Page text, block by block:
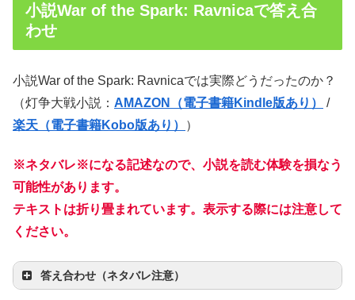
小説War of the Spark: Ravnicaで答え合
わせ
小説War of the Spark: Ravnicaでは実際どうだったのか？
（灯争大戦小説： AMAZON（電子書籍Kindle版あり）
/
楽天（電子書籍Kobo版あり）
）
※ネタバレ※になる記述なので、小説を読む体験を損なう
可能性があります。
テキストは折り畳まれています。表示する際には注意して
ください。
答え合わせ（ネタバレ注意）